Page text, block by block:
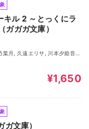
キル 2 ～とっくにラ
ガガガ文庫）
藤峻
¥1,650
文庫）